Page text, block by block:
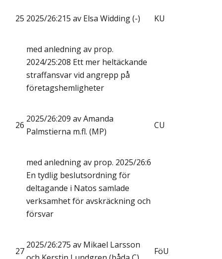
25 2025/26:215 av Elsa Widding (-) KU
med anledning av prop.
2024/25:208 Ett mer heltäckande
straffansvar vid angrepp på
företagshemligheter
26
2025/26:209 av Amanda
Palmstierna m.fl. (MP)
CU
med anledning av prop. 2025/26:6
En tydlig beslutsordning för
deltagande i Natos samlade
verksamhet för avskräckning och
försvar
27
2025/26:275 av Mikael Larsson
FöU